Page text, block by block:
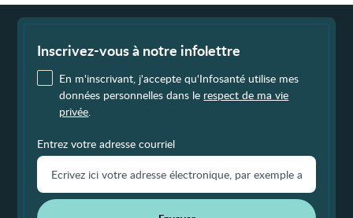
Inscrivez-vous à notre infolettre
En m'inscrivant, j'accepte qu'Infosanté utilise mes
données personnelles dans le respect de ma vie
privée
Entrez votre adresse courriel